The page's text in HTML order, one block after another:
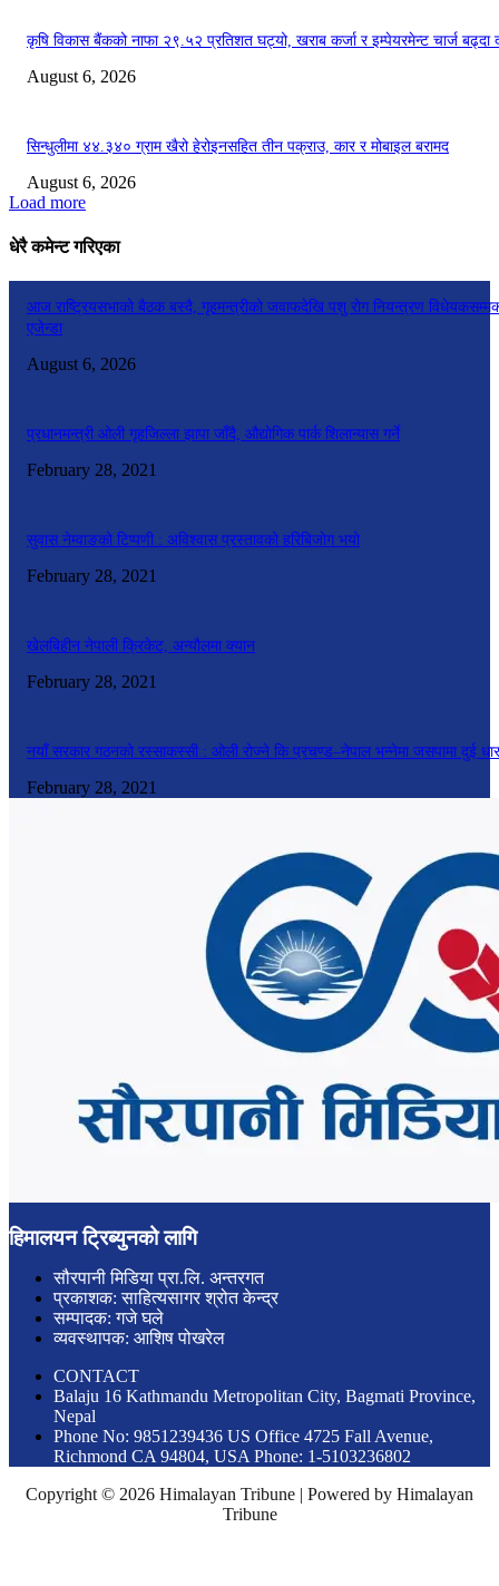
कृषि विकास बैंकको नाफा २९.५२ प्रतिशत घट्यो, खराब कर्जा र इम्पेयरमेन्ट चार्ज बढ्दा
August 6, 2026
सिन्धुलीमा ४४.३४० ग्राम खैरो हेरोइनसहित तीन पक्राउ, कार र मोबाइल बरामद
August 6, 2026
Load more
धेरै कमेन्ट गरिएका
आज राष्ट्रियसभाको बैठक बस्दै, गृहमन्त्रीको जवाफदेखि पशु रोग नियन्त्रण
एजेन्डा
August 6, 2026
प्रधानमन्त्री ओली गृहजिल्ला झापा जाँदै, औद्योगिक पार्क शिलान्यास गर्ने
February 28, 2021
सुवास नेम्वाङको टिप्पणी : अविश्वास प्रस्तावको हरिबिजोग भयो
February 28, 2021
खेलबिहीन नेपाली क्रिकेट, अन्यौलमा क्यान
February 28, 2021
नयाँ सरकार गठनको रस्साकस्सी : ओली रोज्ने कि प्रचण्ड–नेपाल भन्नेमा जसपामा दुई धार
February 28, 2021
हिमालयन ट्रिब्युनको लागि
सौरपानी मिडिया प्रा.लि. अन्तरगत
प्रकाशक: साहित्यसागर श्रोत केन्द्र
सम्पादक: गजे घले
व्यवस्थापक: आशिष पोखरेल
CONTACT
Balaju 16 Kathmandu Metropolitan City, Bagmati Province,
Nepal
Phone No: 9851239436 US Office 4725 Fall Avenue,
Richmond CA 94804, USA Phone: 1-5103236802
Copyright © 2026 Himalayan Tribune | Powered by Himalayan
Tribune